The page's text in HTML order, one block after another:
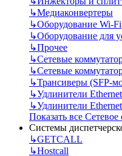
↳Медиаконвертеры
↳Оборудование Wi-Fi
↳Оборудование для
↳Прочее
↳Сетевые
↳Сетевые
↳Трансиверы (SFP-
↳Удлинители Ethernet
↳Удлинители
Показать все
Системы
↳GETCALL
↳Hostcall